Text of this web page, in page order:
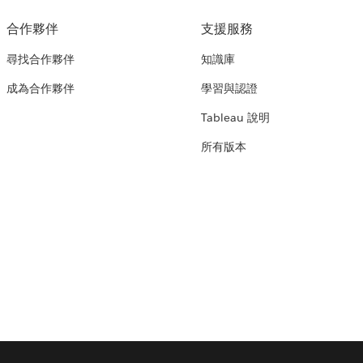
合作夥伴
尋找合作夥伴
成為合作夥伴
支援服務
知識庫
學習與認證
Tableau 說明
所有版本